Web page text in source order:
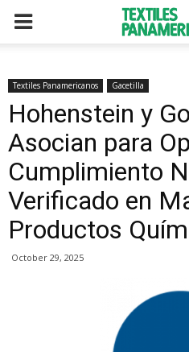
Textiles Panamericanos Gacetilla
Hohenstein y
Asocian para
Cumplimiento
Verificado en
Productos
October 29, 2025